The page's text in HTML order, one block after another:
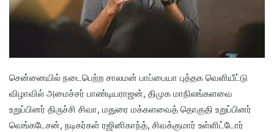
சென்னையில் நடைபெற்ற சாலமன் பாப்பையா புத்தக வெளியீட்டு
விழாவில் அமைச்சர் பாண்டியராஜன், திமுக மாநிலங்களவை
உறுப்பினர் திருச்சி சிவா, மதுரை மக்களவைத் தொகுதி உறுப்பினர்
வெங்கடேசன், நடிகர்கள் ரஜினிகாந்த், சிவக்குமார் உள்ளிட்டோர்